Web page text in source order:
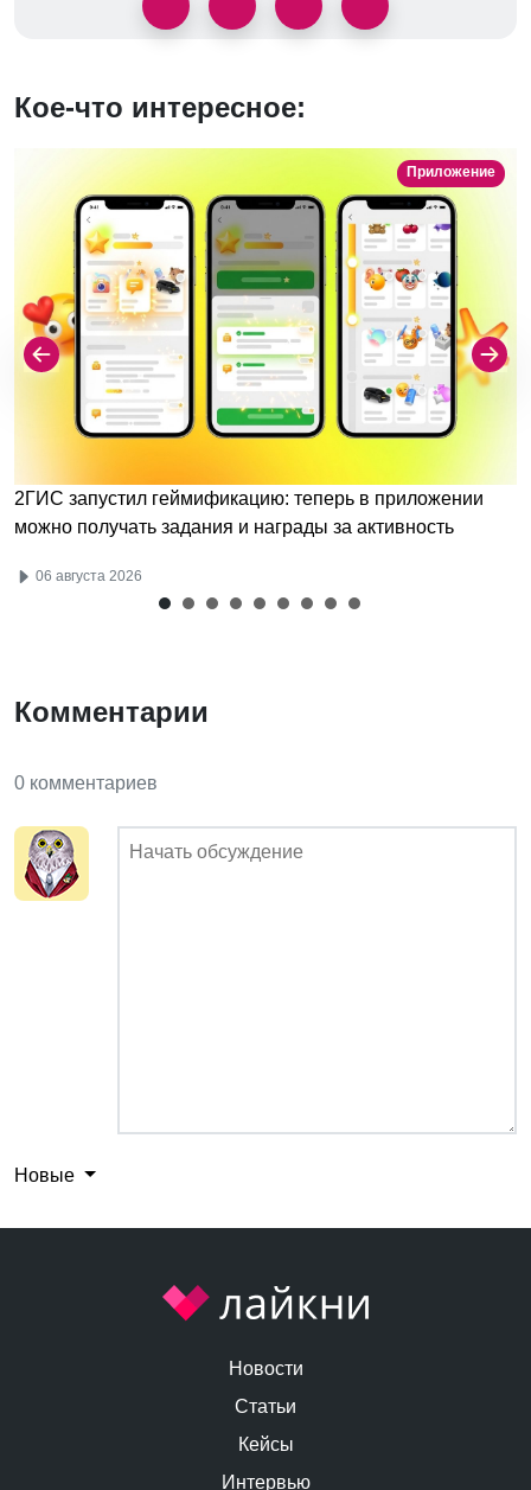
Кое-что интересное:
Приложение
2ГИС запустил геймификацию: теперь в приложении
можно получать задания и награды за активность
06 августа 2026
Комментарии
0 комментариев
Новые
Новости
Статьи
Кейсы
Интервью